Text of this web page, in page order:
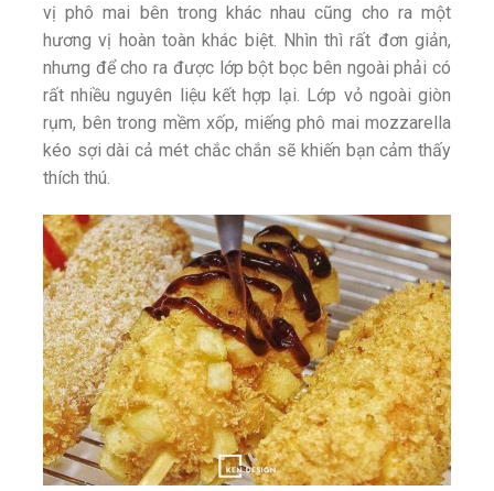
vị phô mai bên trong khác nhau cũng cho ra một
hương vị hoàn toàn khác biệt. Nhìn thì rất đơn giản,
nhưng để cho ra được lớp bột bọc bên ngoài phải có
rất nhiều nguyên liệu kết hợp lại. Lớp vỏ ngoài giòn
rụm, bên trong mềm xốp, miếng phô mai mozzarella
kéo sợi dài cả mét chắc chắn sẽ khiến bạn cảm thấy
thích thú.